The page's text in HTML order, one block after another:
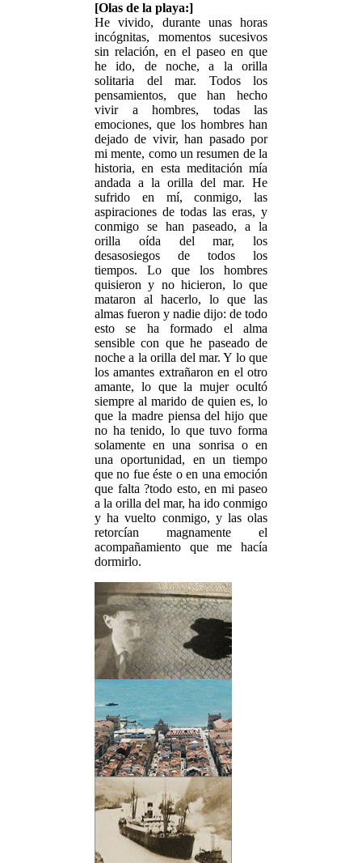
[Olas de la playa:]
He vivido, durante unas horas
incógnitas, momentos sucesivos
sin relación, en el paseo en que
he ido, de noche, a la orilla
solitaria del mar. Todos los
pensamientos, que han hecho
vivir a hombres, todas las
emociones, que los hombres han
dejado de vivir, han pasado por
mi mente, como un resumen de la
historia, en esta meditación mía
andada a la orilla del mar. He
sufrido en mí, conmigo, las
aspiraciones de todas las eras, y
conmigo se han paseado, a la
orilla oída del mar, los
desasosiegos de todos los
tiempos. Lo que los hombres
quisieron y no hicieron, lo que
mataron al hacerlo, lo que las
almas fueron y nadie dijo: de todo
esto se ha formado el alma
sensible con que he paseado de
noche a la orilla del mar. Y lo que
los amantes extrañaron en el otro
amante, lo que la mujer ocultó
siempre al marido de quien es, lo
que la madre piensa del hijo que
no ha tenido, lo que tuvo forma
solamente en una sonrisa o en
una oportunidad, en un tiempo
que no fue éste o en una emoción
que falta ?todo esto, en mi paseo
a la orilla del mar, ha ido conmigo
y ha vuelto conmigo, y las olas
retorcían magnamente el
acompañamiento que me hacía
dormirlo.